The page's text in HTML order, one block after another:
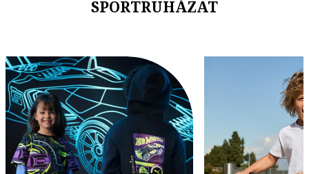
SPORTRUHÁZAT